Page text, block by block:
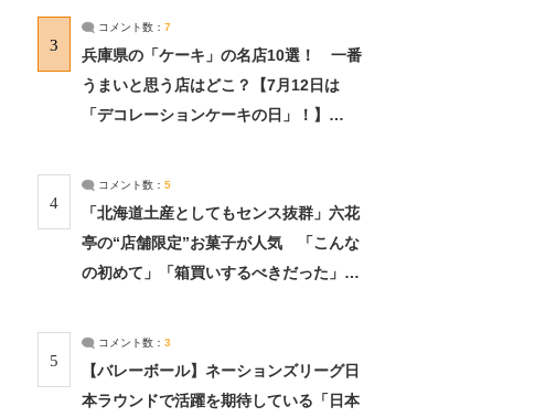
3
コメント数： 7
兵庫県の「ケーキ」の名店10選！ 一番
うまいと思う店はどこ？【7月12日は
「デコレーションケーキの日」！】
4
コメント数： 5
「北海道土産としてもセンス抜群」六花
亭の“店舗限定”お菓子が人気 「こんな
の初めて」「箱買いするべきだった」
5
コメント数： 3
【バレーボール】ネーションズリーグ日
本ラウンドで活躍を期待している「日本